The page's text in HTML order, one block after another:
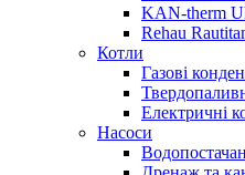
KAN-therm
Rehau
Котли
Газові
Електричні
Насоси